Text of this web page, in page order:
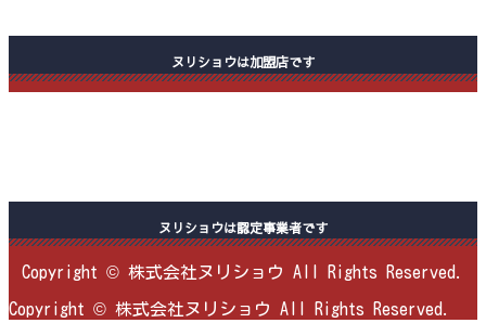
ヌリショウは加盟店です
ヌリショウは認定事業者です
Copyright © 株式会社ヌリショウ All Rights Reserved.
Copyright © 株式会社ヌリショウ All Rights Reserved.